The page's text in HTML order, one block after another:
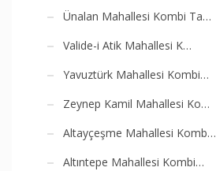
Ünalan Mahallesi Kombi Ta…
Valide-i Atik Mahallesi K…
Yavuztürk Mahallesi Kombi…
Zeynep Kamil Mahallesi Ko…
Altayçeşme Mahallesi Komb…
Altıntepe Mahallesi Kombi…